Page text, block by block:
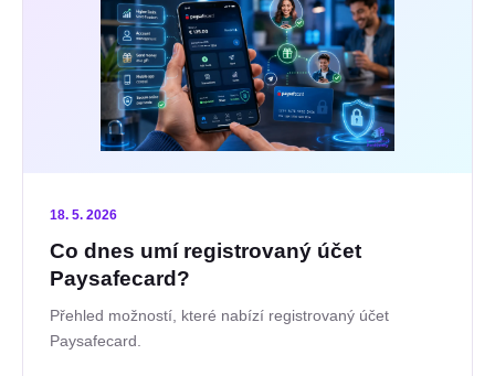
18. 5. 2026
Co dnes umí registrovaný účet
Paysafecard?
Přehled možností, které nabízí registrovaný účet
Paysafecard.